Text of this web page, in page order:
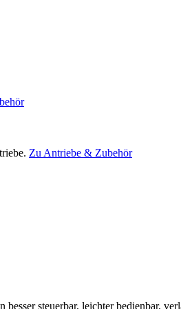
Zu Antriebe & Zubehör
steuerbar, leichter bedienbar,